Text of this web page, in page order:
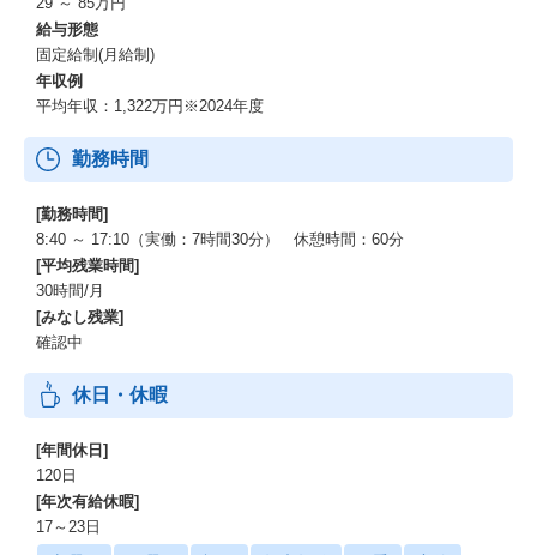
給与形態
固定給制(月給制)
年収例
平均年収：1,322万円※2024年度
勤務時間
[勤務時間]
8:40 ～ 17:10（実働：7時間30分） 休憩時間：60分
[平均残業時間]
30時間/月
[みなし残業]
確認中
休日・休暇
[年間休日]
120日
[年次有給休暇]
17～23日